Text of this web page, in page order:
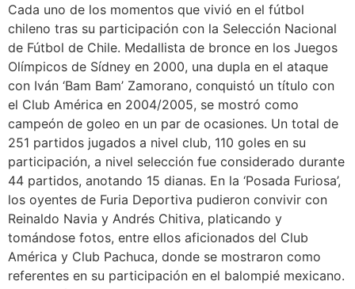
Cada uno de los momentos que vivió en el fútbol
chileno tras su participación con la Selección Nacional
de Fútbol de Chile. Medallista de bronce en los Juegos
Olímpicos de Sídney en 2000, una dupla en el ataque
con Iván ‘Bam Bam’ Zamorano, conquistó un título con
el Club América en 2004/2005, se mostró como
campeón de goleo en un par de ocasiones. Un total de
251 partidos jugados a nivel club, 110 goles en su
participación, a nivel selección fue considerado durante
44 partidos, anotando 15 dianas. En la ‘Posada Furiosa’,
los oyentes de Furia Deportiva pudieron convivir con
Reinaldo Navia y Andrés Chitiva, platicando y
tomándose fotos, entre ellos aficionados del Club
América y Club Pachuca, donde se mostraron como
referentes en su participación en el balompié mexicano.